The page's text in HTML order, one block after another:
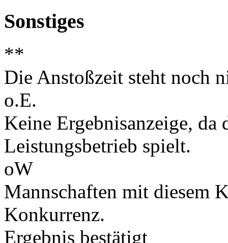
Sonstiges
**
Die Anstoßzeit steht noch
o.E.
Keine Ergebnisanzeige,
Leistungsbetrieb spielt.
oW
Mannschaften mit diesem
Konkurrenz.
Ergebnis bestätigt